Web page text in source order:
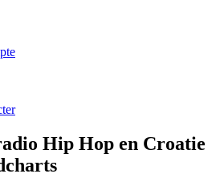
Hip Hop en Croatie